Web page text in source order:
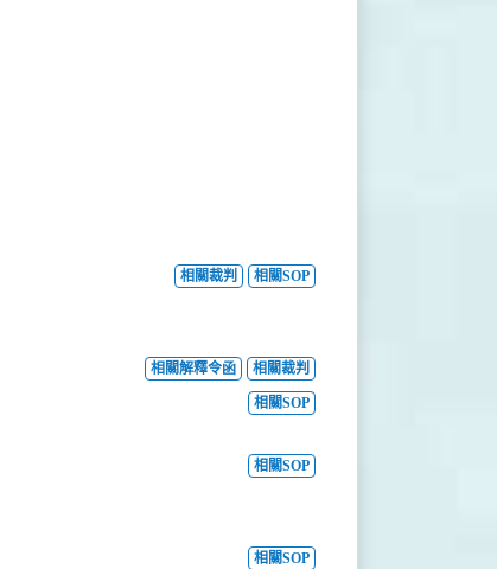
相關裁判 相關SOP
相關解釋令函 相關裁判
相關SOP
相關SOP
相關SOP